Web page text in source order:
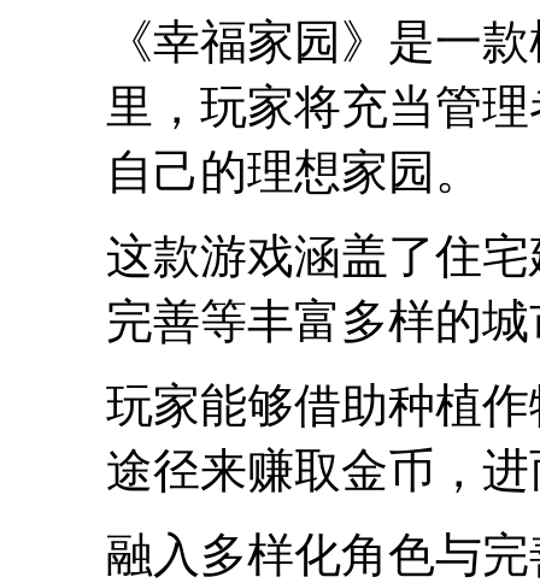
《幸福家园》是一
里，玩家将充当管
自己的理想家园。
这款游戏涵盖了住
完善等丰富多样的
玩家能够借助种植
途径来赚取金币，
融入多样化角色与